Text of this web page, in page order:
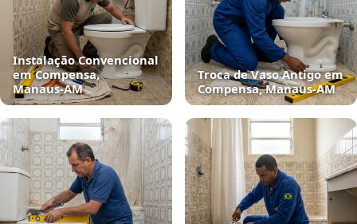
Instalação Convencional
em Compensa,
Manaus‑AM
Troca de Vaso Antigo em
Compensa, Manaus‑AM